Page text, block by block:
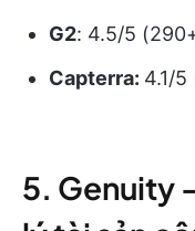
G2: 4.5/5
Capterra: 4.1/
5. Genuity